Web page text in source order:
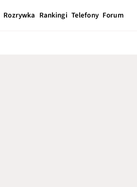
Rozrywka Rankingi Telefony Forum